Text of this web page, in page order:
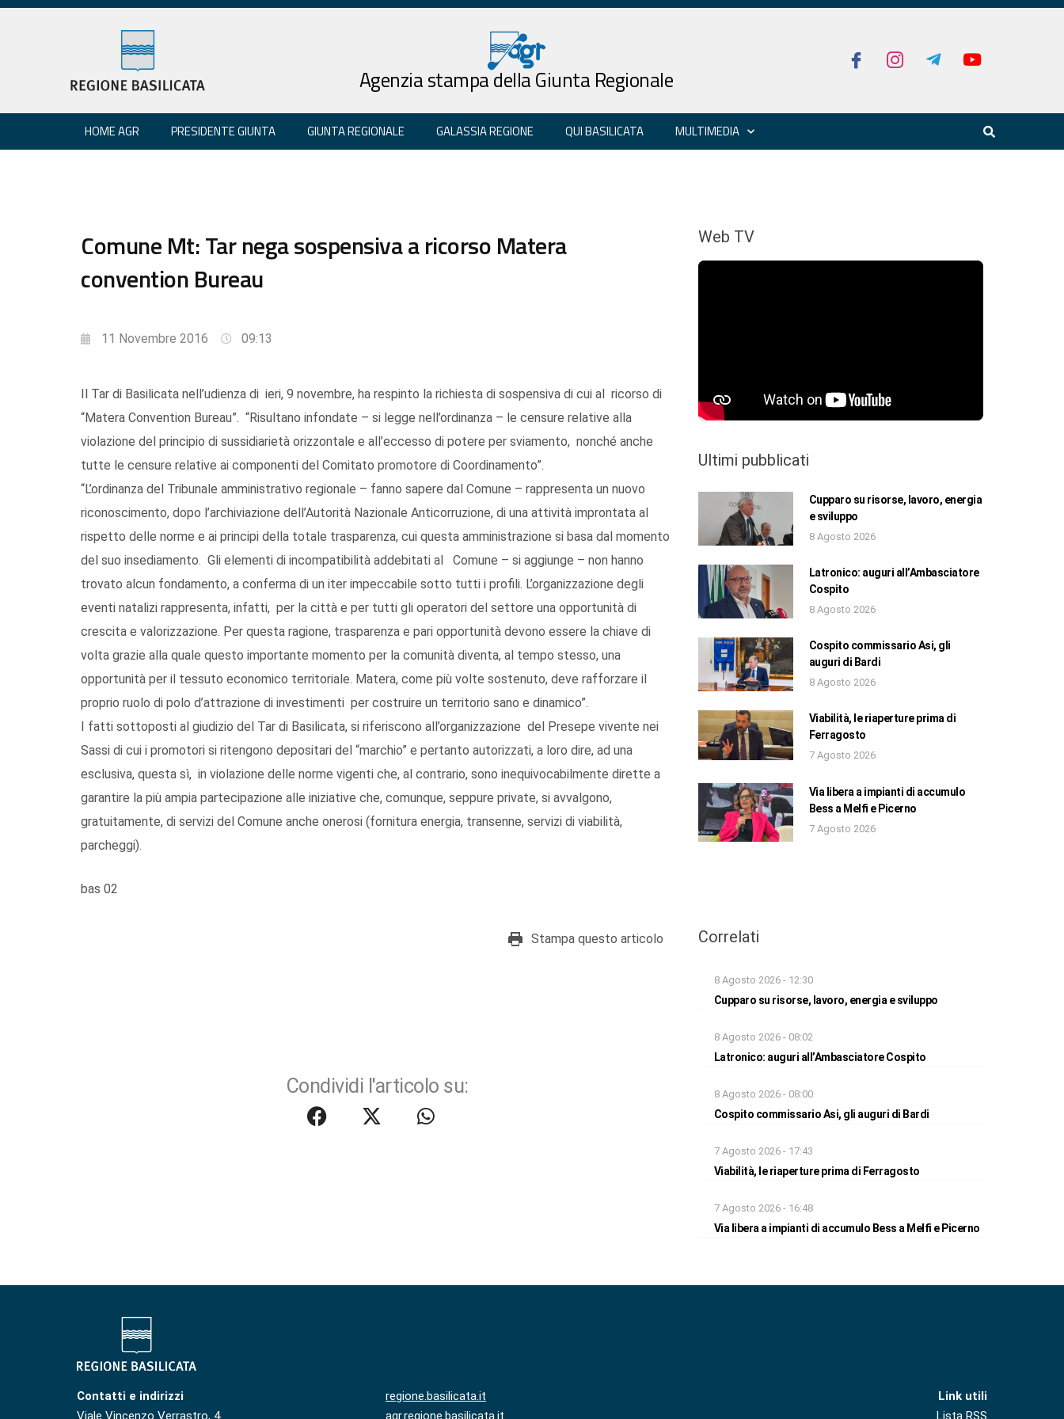
Agenzia stampa della Giunta Regionale
HOME AGR PRESIDENTE GIUNTA GIUNTA REGIONALE GALASSIA REGIONE QUI BASILICATA MULTIMEDIA
Comune Mt: Tar nega sospensiva a ricorso Matera
convention Bureau
11 Novembre 2016 09:13
Il Tar di Basilicata nell’udienza di ieri, 9 novembre, ha respinto la richiesta di sospensiva di cui al ricorso di
“Matera Convention Bureau”. “Risultano infondate – si legge nell’ordinanza – le censure relative alla
violazione del principio di sussidiarietà orizzontale e all’eccesso di potere per sviamento, nonché anche
tutte le censure relative ai componenti del Comitato promotore di Coordinamento”.
“L’ordinanza del Tribunale amministrativo regionale – fanno sapere dal Comune – rappresenta un nuovo
riconoscimento, dopo l’archiviazione dell’Autorità Nazionale Anticorruzione, di una attività improntata al
rispetto delle norme e ai principi della totale trasparenza, cui questa amministrazione si basa dal momento
del suo insediamento. Gli elementi di incompatibilità addebitati al Comune – si aggiunge – non hanno
trovato alcun fondamento, a conferma di un iter impeccabile sotto tutti i profili. L’organizzazione degli
eventi natalizi rappresenta, infatti, per la città e per tutti gli operatori del settore una opportunità di
crescita e valorizzazione. Per questa ragione, trasparenza e pari opportunità devono essere la chiave di
volta grazie alla quale questo importante momento per la comunità diventa, al tempo stesso, una
opportunità per il tessuto economico territoriale. Matera, come più volte sostenuto, deve rafforzare il
proprio ruolo di polo d’attrazione di investimenti per costruire un territorio sano e dinamico”.
I fatti sottoposti al giudizio del Tar di Basilicata, si riferiscono all’organizzazione del Presepe vivente nei
Sassi di cui i promotori si ritengono depositari del “marchio” e pertanto autorizzati, a loro dire, ad una
esclusiva, questa sì, in violazione delle norme vigenti che, al contrario, sono inequivocabilmente dirette a
garantire la più ampia partecipazione alle iniziative che, comunque, seppure private, si avvalgono,
gratuitamente, di servizi del Comune anche onerosi (fornitura energia, transenne, servizi di viabilità,
parcheggi).
bas 02
Stampa questo articolo
Condividi l'articolo su:
Web TV
Ultimi pubblicati
Cupparo su risorse, lavoro, energia
e sviluppo
8 Agosto 2026
Latronico: auguri all’Ambasciatore
Cospito
8 Agosto 2026
Cospito commissario Asi, gli
auguri di Bardi
8 Agosto 2026
Viabilità, le riaperture prima di
Ferragosto
7 Agosto 2026
Via libera a impianti di accumulo
Bess a Melfi e Picerno
7 Agosto 2026
Correlati
8 Agosto 2026 - 12:30
Cupparo su risorse, lavoro, energia e sviluppo
8 Agosto 2026 - 08:02
Latronico: auguri all’Ambasciatore Cospito
8 Agosto 2026 - 08:00
Cospito commissario Asi, gli auguri di Bardi
7 Agosto 2026 - 17:43
Viabilità, le riaperture prima di Ferragosto
7 Agosto 2026 - 16:48
Via libera a impianti di accumulo Bess a Melfi e Picerno
Contatti e indirizzi
Viale Vincenzo Verrastro, 4
regione.basilicata.it
agr.regione.basilicata.it
Link utili
Lista RSS